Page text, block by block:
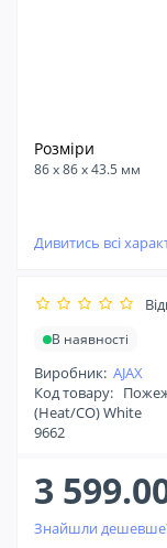
Розміри
86 x 86 x 43.5 мм
Дивитись всі
В наявності
Виробник: AJAX
Код товару:
(Heat/CO) White
9662
3
Знайшли